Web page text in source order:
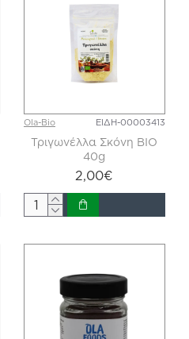
Ola-Bio ΕΙΔΗ-00003413
Τριγωνέλλα Σκόνη BIO
40g
2,00€